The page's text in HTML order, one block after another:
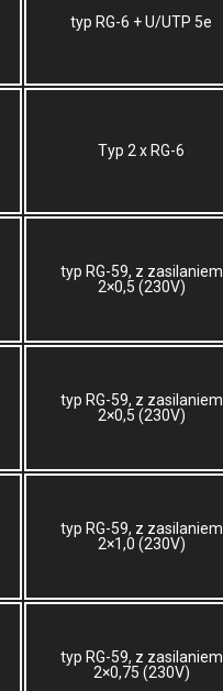
typ RG-6 + U/UTP 5e
Typ 2 x RG-6
typ RG-59, z zasilaniem
2×0,5 (230V)
typ RG-59, z zasilaniem
2×0,5 (230V)
typ RG-59, z zasilaniem
2×1,0 (230V)
typ RG-59, z zasilaniem
2×0,75 (230V)